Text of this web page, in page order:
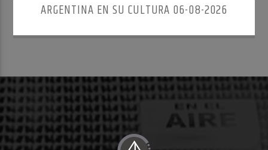
ARGENTINA EN SU CULTURA 06-08-2026